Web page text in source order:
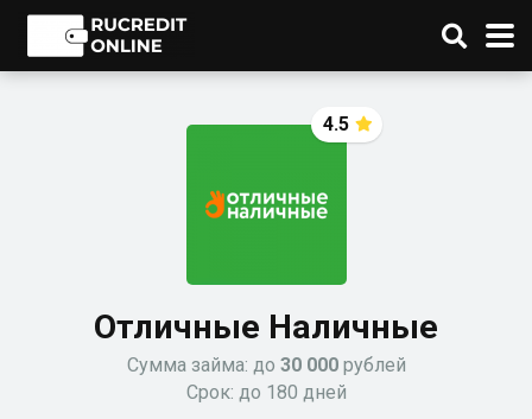
4.5
Отличные Наличные
Сумма займа: до 30 000 рублей
Срок: до 180 дней